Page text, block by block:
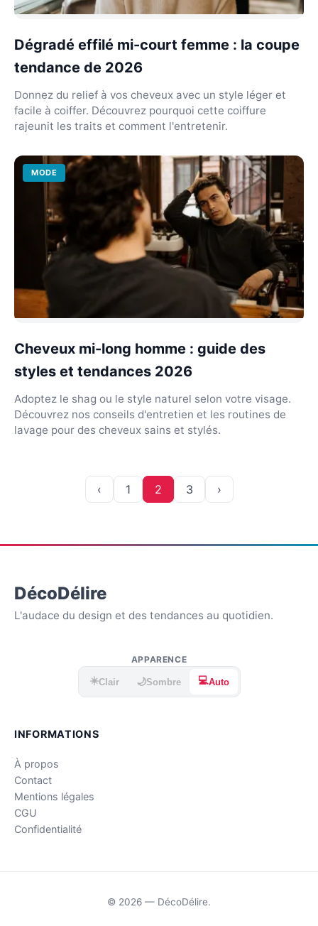
Dégradé effilé mi-court femme : la coupe
tendance de 2026
Donnez du relief à vos cheveux avec un style léger et
facile à coiffer. Découvrez pourquoi cette coiffure
rajeunit les traits et comment l'entretenir.
MODE
Cheveux mi-long homme : guide des
styles et tendances 2026
Adoptez le shag ou le style naturel selon votre visage.
Découvrez nos conseils d'entretien et les routines de
lavage pour des cheveux sains et stylés.
‹ 1 2 3 ›
DécoDélire
L'audace du design et des tendances au quotidien.
APPARENCE
☀️Clair 🌙Sombre 💻Auto
INFORMATIONS
À propos
Contact
Mentions légales
CGU
Confidentialité
© 2026 — DécoDélire.